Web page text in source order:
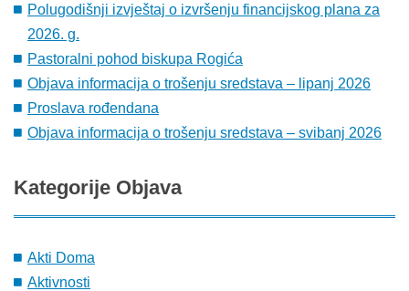
Polugodišnji izvještaj o izvršenju financijskog plana za
2026. g.
Pastoralni pohod biskupa Rogića
Objava informacija o trošenju sredstava – lipanj 2026
Proslava rođendana
Objava informacija o trošenju sredstava – svibanj 2026
Kategorije Objava
Akti Doma
Aktivnosti